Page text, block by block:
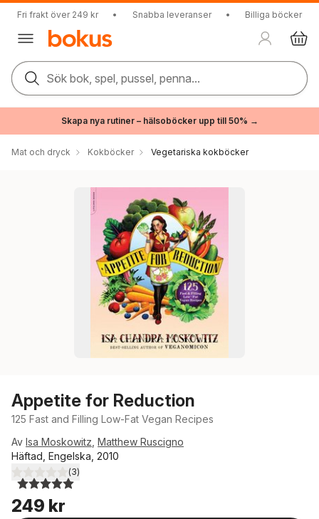
Fri frakt över 249 kr • Snabba leveranser • Billiga böcker
Sök bok, spel, pussel, penna...
Skapa nya rutiner – hälsoböcker upp till 50% →
Mat och dryck Kokböcker Vegetariska kokböcker
Appetite for Reduction
125 Fast and Filling Low-Fat Vegan Recipes
Av Isa Moskowitz Matthew Ruscigno
Häftad, Engelska, 2010
5,0utav 5 stjärnor. Totalt antal röster:
(3)
249 kr